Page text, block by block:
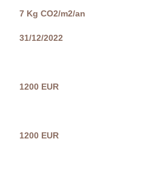
7 Kg CO2/m2/an
31/12/2022
1200 EUR
1200 EUR